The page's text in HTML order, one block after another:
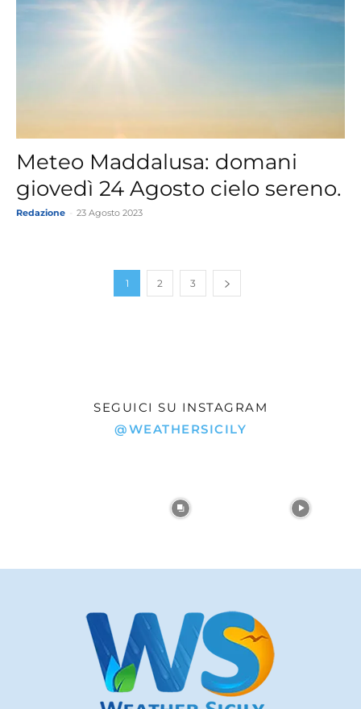
Meteo Maddalusa: domani
giovedì 24 Agosto cielo sereno.
Redazione 23 Agosto 2023
1 2 3
SEGUICI SU INSTAGRAM
@WEATHERSICILY